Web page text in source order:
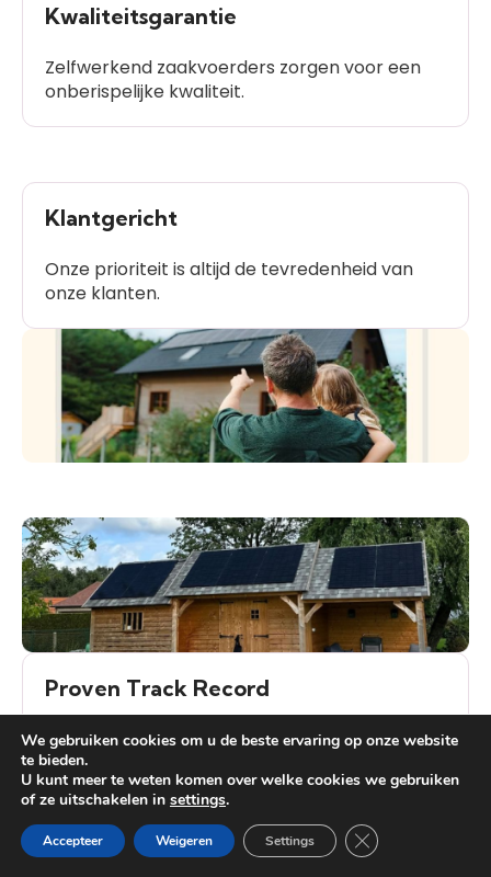
Kwaliteitsgarantie
Zelfwerkend zaakvoerders zorgen voor een
onberispelijke kwaliteit.
Klantgericht
Onze prioriteit is altijd de tevredenheid van
onze klanten.
Proven Track Record
Meer dan 1000 succesvolle installaties achter
onze naam.
We gebruiken cookies om u de beste ervaring op onze website
te bieden.
U kunt meer te weten komen over welke cookies we gebruiken
of ze uitschakelen in settings.
Accepteer Weigeren Settings Close GDPR